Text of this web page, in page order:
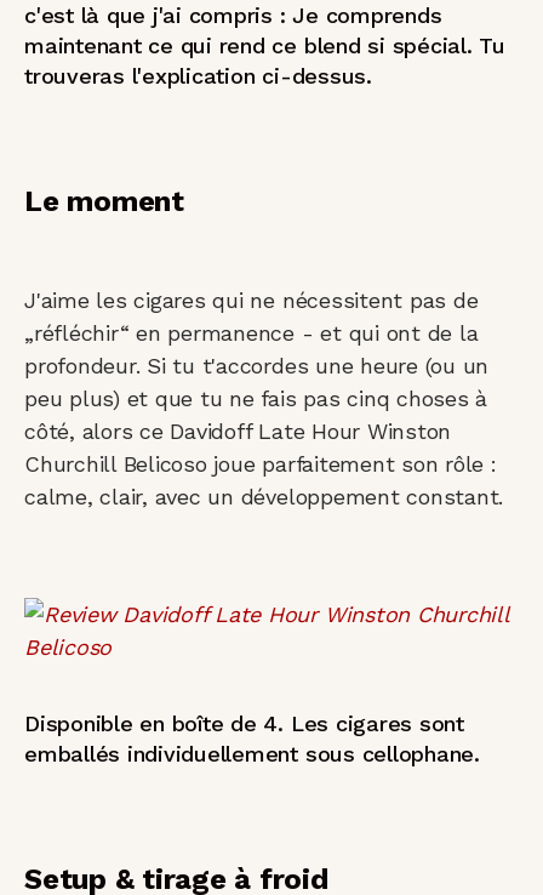
c'est là que j'ai compris : Je comprends
maintenant ce qui rend ce blend si spécial. Tu
trouveras l'explication ci-dessus.
Le moment
J'aime les cigares qui ne nécessitent pas de
„réfléchir“ en permanence - et qui ont de la
profondeur. Si tu t'accordes une heure (ou un
peu plus) et que tu ne fais pas cinq choses à
côté, alors ce Davidoff Late Hour Winston
Churchill Belicoso joue parfaitement son rôle :
calme, clair, avec un développement constant.
Disponible en boîte de 4. Les cigares sont
emballés individuellement sous cellophane.
Setup & tirage à froid